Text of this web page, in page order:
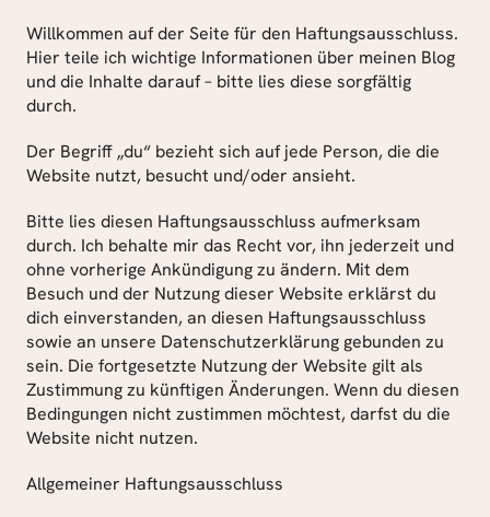
Willkommen auf der Seite für den Haftungsausschluss.
Hier teile ich wichtige Informationen über meinen Blog
und die Inhalte darauf – bitte lies diese sorgfältig
durch.
Der Begriff „du“ bezieht sich auf jede Person, die die
Website nutzt, besucht und/oder ansieht.
Bitte lies diesen Haftungsausschluss aufmerksam
durch. Ich behalte mir das Recht vor, ihn jederzeit und
ohne vorherige Ankündigung zu ändern. Mit dem
Besuch und der Nutzung dieser Website erklärst du
dich einverstanden, an diesen Haftungsausschluss
sowie an unsere Datenschutzerklärung gebunden zu
sein. Die fortgesetzte Nutzung der Website gilt als
Zustimmung zu künftigen Änderungen. Wenn du diesen
Bedingungen nicht zustimmen möchtest, darfst du die
Website nicht nutzen.
Allgemeiner Haftungsausschluss